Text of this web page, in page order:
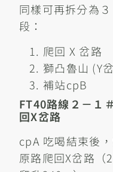
同樣可再拆分為３
段：
爬回 X 岔路
獅凸魯山 (Y
補站cpB
FT40路線２－１
回X岔路
cpA 吃喝結束後
原路爬回X岔路（